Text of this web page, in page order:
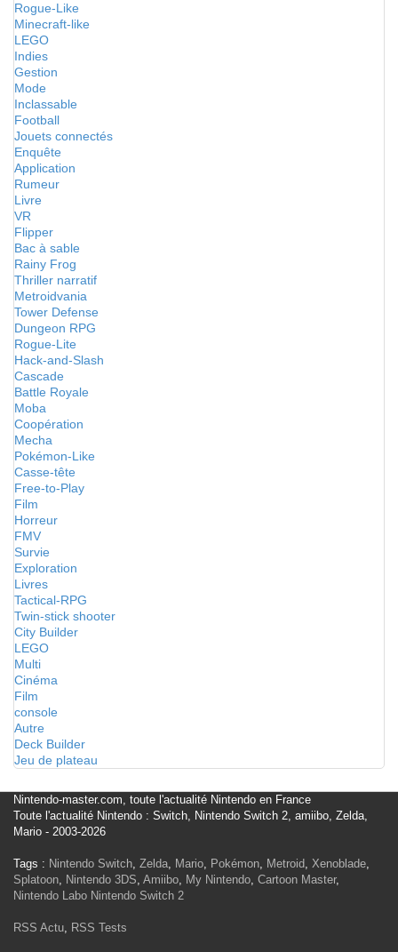
Rogue-Like
Minecraft-like
LEGO
Indies
Gestion
Mode
Inclassable
Football
Jouets connectés
Enquête
Application
Rumeur
Livre
VR
Flipper
Bac à sable
Rainy Frog
Thriller narratif
Metroidvania
Tower Defense
Dungeon RPG
Rogue-Lite
Hack-and-Slash
Cascade
Battle Royale
Moba
Coopération
Mecha
Pokémon-Like
Casse-tête
Free-to-Play
Film
Horreur
FMV
Survie
Exploration
Livres
Tactical-RPG
Twin-stick shooter
City Builder
LEGO
Multi
Cinéma
Film
console
Autre
Deck Builder
Jeu de plateau
Nintendo-master.com, toute l'actualité Nintendo en France
Toute l'actualité Nintendo : Switch, Nintendo Switch 2, amiibo, Zelda,
Mario - 2003-2026
Tags : Nintendo Switch, Zelda, Mario, Pokémon, Metroid, Xenoblade,
Splatoon, Nintendo 3DS, Amiibo, My Nintendo, Cartoon Master,
Nintendo Labo Nintendo Switch 2
RSS Actu, RSS Tests